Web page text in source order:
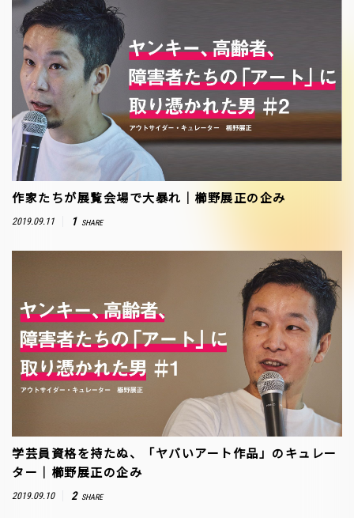
作家たちが展覧会場で大暴れ｜櫛野展正の企み
2019.09.11 1 SHARE
学芸員資格を持たぬ、「ヤバいアート作品」のキュレー
ター｜櫛野展正の企み
2019.09.10 2 SHARE